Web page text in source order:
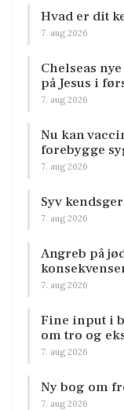
Hvad er dit
7. aug 2026
Chelseas
på Jesus i
7. aug 2026
Nu kan
forebygge
7. aug 2026
Syv
7. aug 2026
Angreb på
7. aug 2026
Fine input i
om tro og
7. aug 2026
Ny bog om
7. aug 2026